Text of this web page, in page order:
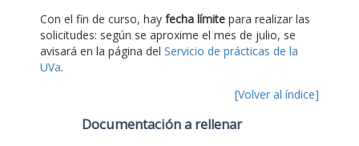
Con el fin de curso, hay fecha límite para realizar las
solicitudes: según se aproxime el mes de julio, se
avisará en la página del Servicio de prácticas de la
UVa.
[Volver al índice]
Documentación a rellenar